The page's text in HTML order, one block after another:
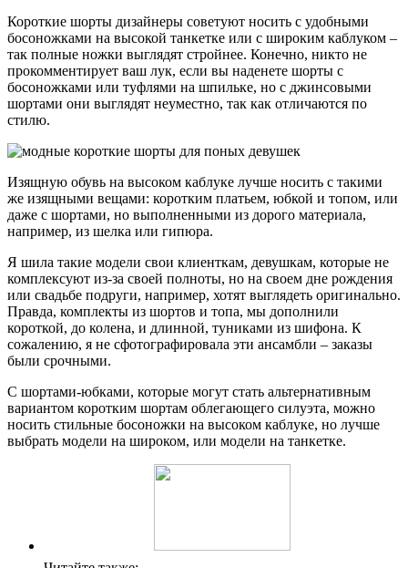
Короткие шорты дизайнеры советуют носить с удобными
босоножками на высокой танкетке или с широким каблуком –
так полные ножки выглядят стройнее. Конечно, никто не
прокомментирует ваш лук, если вы наденете шорты с
босоножками или туфлями на шпильке, но с джинсовыми
шортами они выглядят неуместно, так как отличаются по
стилю.
Изящную обувь на высоком каблуке лучше носить с такими
же изящными вещами: коротким платьем, юбкой и топом, или
даже с шортами, но выполненными из дорого материала,
например, из шелка или гипюра.
Я шила такие модели свои клиенткам, девушкам, которые не
комплексуют из-за своей полноты, но на своем дне рождения
или свадьбе подруги, например, хотят выглядеть оригинально.
Правда, комплекты из шортов и топа, мы дополнили
короткой, до колена, и длинной, туниками из шифона. К
сожалению, я не сфотографировала эти ансамбли – заказы
были срочными.
С шортами-юбками, которые могут стать альтернативным
вариантом коротким шортам облегающего силуэта, можно
носить стильные босоножки на высоком каблуке, но лучше
выбрать модели на широком, или модели на танкетке.